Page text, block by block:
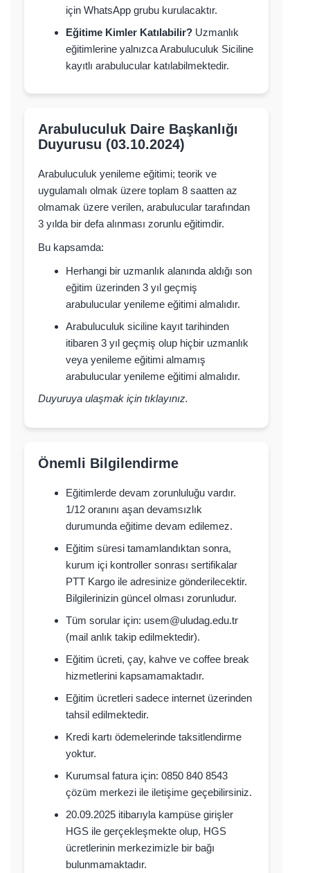
için WhatsApp grubu kurulacaktır.
Eğitime Kimler Katılabilir? Uzmanlık
eğitimlerine yalnızca Arabuluculuk Siciline
kayıtlı arabulucular katılabilmektedir.
Arabuluculuk Daire Başkanlığı
Duyurusu (03.10.2024)
Arabuluculuk yenileme eğitimi; teorik ve
uygulamalı olmak üzere toplam 8 saatten az
olmamak üzere verilen, arabulucular tarafından
3 yılda bir defa alınması zorunlu eğitimdir.
Bu kapsamda:
Herhangi bir uzmanlık alanında aldığı son
eğitim üzerinden 3 yıl geçmiş
arabulucular yenileme eğitimi almalıdır.
Arabuluculuk siciline kayıt tarihinden
itibaren 3 yıl geçmiş olup hiçbir uzmanlık
veya yenileme eğitimi almamış
arabulucular yenileme eğitimi almalıdır.
Duyuruya ulaşmak için tıklayınız.
Önemli Bilgilendirme
Eğitimlerde devam zorunluluğu vardır.
1/12 oranını aşan devamsızlık
durumunda eğitime devam edilemez.
Eğitim süresi tamamlandıktan sonra,
kurum içi kontroller sonrası sertifikalar
PTT Kargo ile adresinize gönderilecektir.
Bilgilerinizin güncel olması zorunludur.
Tüm sorular için: usem@uludag.edu.tr
(mail anlık takip edilmektedir).
Eğitim ücreti, çay, kahve ve coffee break
hizmetlerini kapsamamaktadır.
Eğitim ücretleri sadece internet üzerinden
tahsil edilmektedir.
Kredi kartı ödemelerinde taksitlendirme
yoktur.
Kurumsal fatura için: 0850 840 8543
çözüm merkezi ile iletişime geçebilirsiniz.
20.09.2025 itibarıyla kampüse girişler
HGS ile gerçekleşmekte olup, HGS
ücretlerinin merkezimizle bir bağı
bulunmamaktadır.